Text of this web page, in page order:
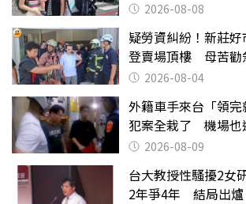
2026-08-08
疑勞資糾紛！新莊
登賣場頂樓 母苦勸
2026-08-04
外籍車手來台「領
犯案全栽了 機場也
2026-08-09
台大教授性騷擾2女
2年爭4年 結局出爐